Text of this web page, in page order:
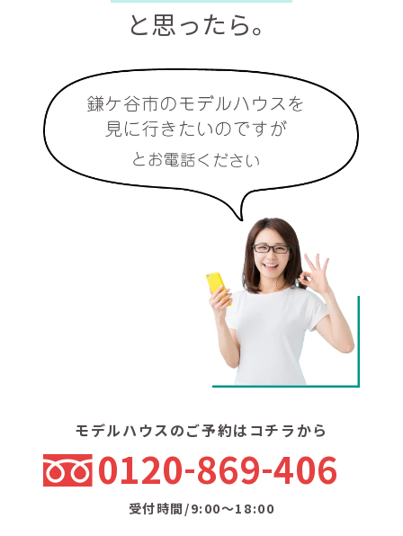
と思ったら。
モデルハウスのご予約はコチラから
0120 869 406
受付時間/9:00〜18:00